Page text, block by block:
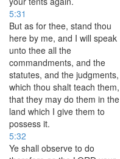
5:31
But as for thee, stand thou
here by me, and I will speak
unto thee all the
commandments, and the
statutes, and the judgments,
which thou shalt teach them,
that they may do them in the
land which I give them to
possess it.
5:32
Ye shall observe to do